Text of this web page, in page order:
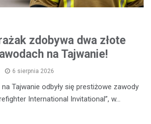
zdobywa dwa złote
na Tajwanie!
6 sierpnia 2026
Tajwanie odbyły się prestiżowe zawody
International Invitational”, w…